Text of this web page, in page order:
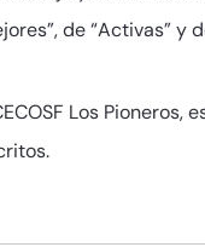
de “Activas”
Los